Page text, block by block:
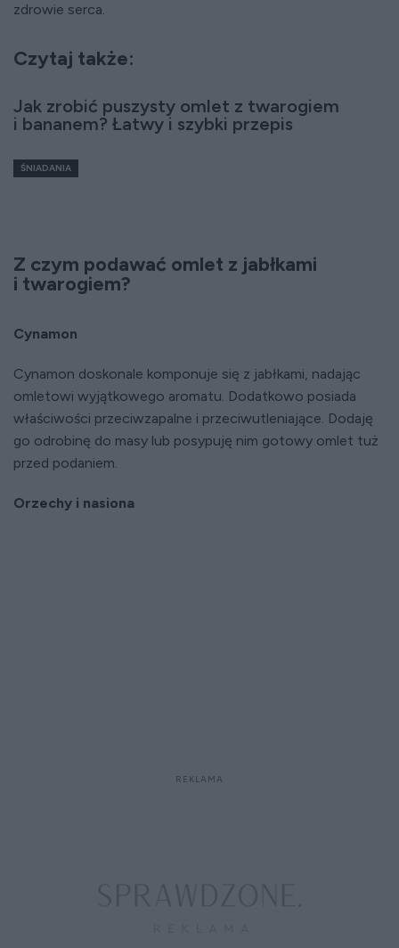
zdrowie serca.
Czytaj także:
Jak zrobić puszysty omlet z twarogiem
i bananem? Łatwy i szybki przepis
ŚNIADANIA
Z czym podawać omlet z jabłkami
i twarogiem?
Cynamon
Cynamon doskonale komponuje się z jabłkami, nadając
omletowi wyjątkowego aromatu. Dodatkowo posiada
właściwości przeciwzapalne i przeciwutleniające. Dodaję
go odrobinę do masy lub posypuję nim gotowy omlet tuż
przed podaniem.
Orzechy i nasiona